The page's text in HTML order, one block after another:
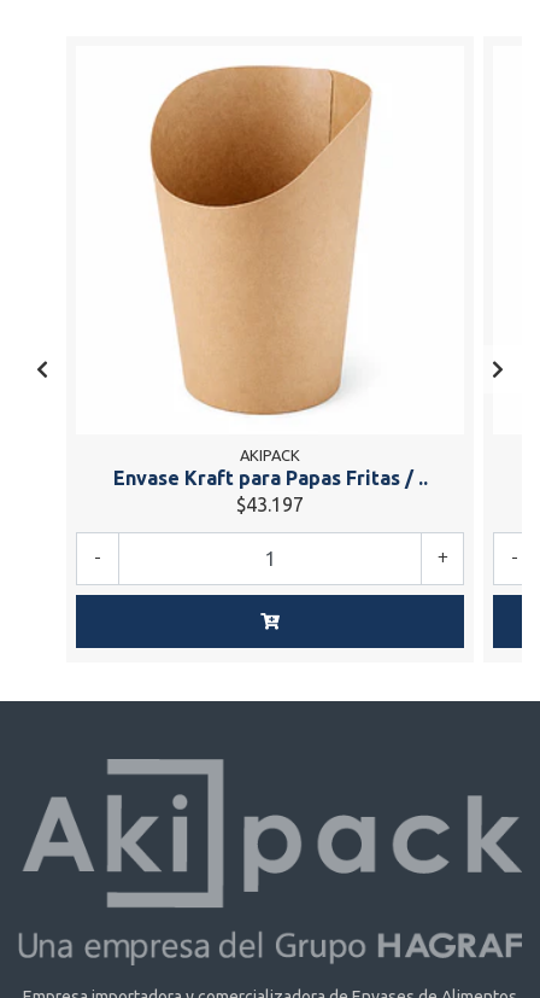
AKIPACK
Envase Kraft para Papas Fritas / ..
$43.197
+
- -